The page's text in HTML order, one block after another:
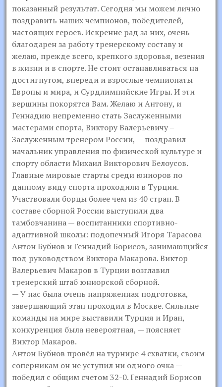
показанный результат. Сегодня мы можем лично
поздравить наших чемпионов, победителей,
настоящих героев. Искренне рад за них, очень
благодарен за работу тренерскому составу и
желаю, прежде всего, крепкого здоровья, везения
в жизни и в спорте. Не стоит останавливаться на
достигнутом, впереди и взрослые чемпионаты
Европы и мира, и Сурдлимпийские Игры. И эти
вершины покорятся Вам. Желаю и Антону, и
Геннадию непременно стать Заслуженными
мастерами спорта, Виктору Валерьевичу –
Заслуженным тренером России, — поздравил
начальник управления по физической культуре и
спорту области Михаил Викторович Белоусов.
Главные мировые старты среди юниоров по
данному виду спорта проходили в Турции.
Участвовали борцы более чем из 40 стран. В
составе сборной России выступили два
тамбовчанина — воспитанники спортивно-
адаптивной школы: подопечный Игоря Тарасова
Антон Бубнов и Геннадий Борисов, занимающийся
под руководством Виктора Макарова. Виктор
Валерьевич Макаров в Турции возглавил
тренерский штаб юниорской сборной.
— У нас была очень напряженная подготовка,
завершающий этап проходил в Москве. Сильные
команды на мире выставили Турция и Иран,
конкуренция была невероятная, — поясняет
Виктор Макаров.
Антон Бубнов провёл на турнире 4 схватки, своим
соперникам он не уступил ни одного очка —
победил с общим счетом 32-0. Геннадий Борисов